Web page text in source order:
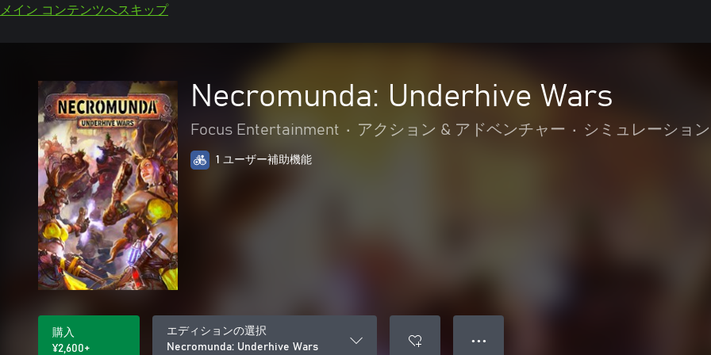
メイン コンテンツへスキップ
Necromunda: Underhive Wars
Focus Entertainment • アクション & アドベンチャー • シミュレーション
1 ユーザー補助機能
購入
¥2,600+
エディションの選択
Necromunda: Underhive Wars
● ● ●